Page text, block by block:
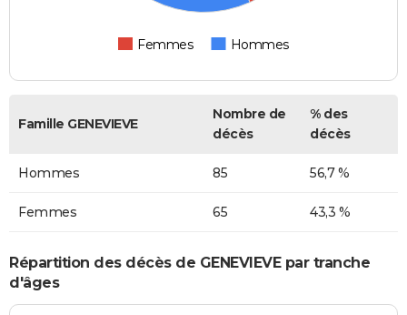
Femmes Hommes
Famille GENEVIEVE
Nombre de
décès
% des
décès
Hommes 85 56,7 %
Femmes 65 43,3 %
Répartition des décès de GENEVIEVE par tranche
d'âges